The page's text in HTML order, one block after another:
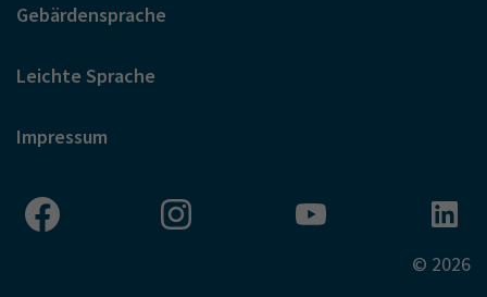
Gebärdensprache
Leichte Sprache
Impressum
© 2026